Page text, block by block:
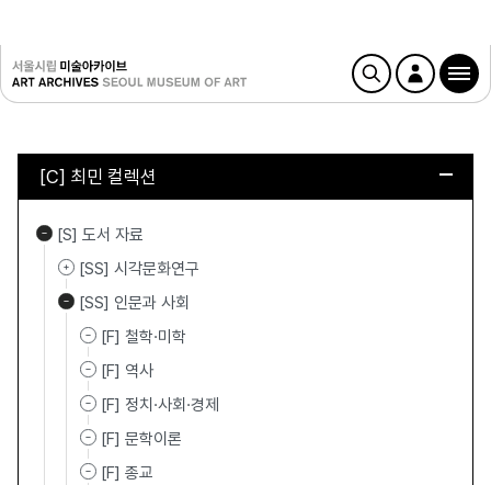
[C] 최민 컬렉션
[S] 도서 자료
[SS] 시각문화연구
[SS] 인문과 사회
[F] 철학·미학
[F] 역사
[F] 정치·사회·경제
[F] 문학이론
[F] 종교